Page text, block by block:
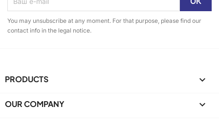
You may unsubscribe at any moment. For that purpose, please find our
contact info in the legal notice.
PRODUCTS 
OUR COMPANY 